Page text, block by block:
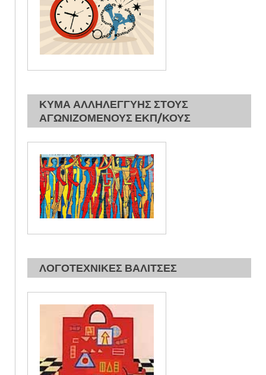
ΚΥΜΑ ΑΛΛΗΛΕΓΓΥΗΣ ΣΤΟΥΣ
ΑΓΩΝΙΖΟΜΕΝΟΥΣ ΕΚΠ/ΚΟΥΣ
ΛΟΓΟΤΕΧΝΙΚΕΣ ΒΑΛΙΤΣΕΣ